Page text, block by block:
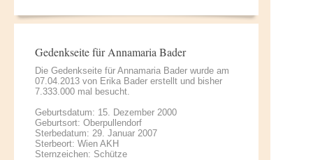
Gedenkseite für Annamaria Bader
Die Gedenkseite für Annamaria Bader wurde am
07.04.2013 von Erika Bader erstellt und bisher
7.333.000 mal besucht.
Geburtsdatum: 15. Dezember 2000
Geburtsort: Oberpullendorf
Sterbedatum: 29. Januar 2007
Sterbeort: Wien AKH
Sternzeichen: Schütze